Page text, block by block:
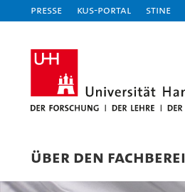
Presse KUS-Portal STiNE
ÜBER DEN